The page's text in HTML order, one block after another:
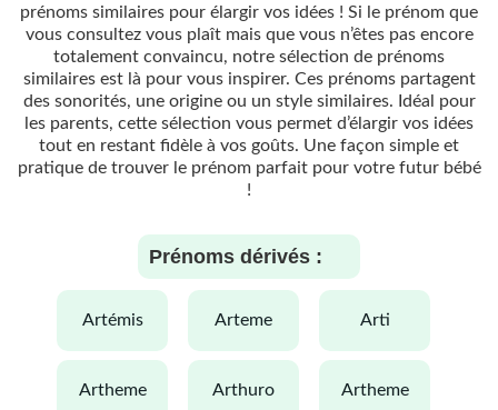
prénoms similaires pour élargir vos idées ! Si le prénom que
vous consultez vous plaît mais que vous n’êtes pas encore
totalement convaincu, notre sélection de prénoms
similaires est là pour vous inspirer. Ces prénoms partagent
des sonorités, une origine ou un style similaires. Idéal pour
les parents, cette sélection vous permet d’élargir vos idées
tout en restant fidèle à vos goûts. Une façon simple et
pratique de trouver le prénom parfait pour votre futur bébé
!
Prénoms dérivés :
artémis arteme arti
artheme arthuro artheme